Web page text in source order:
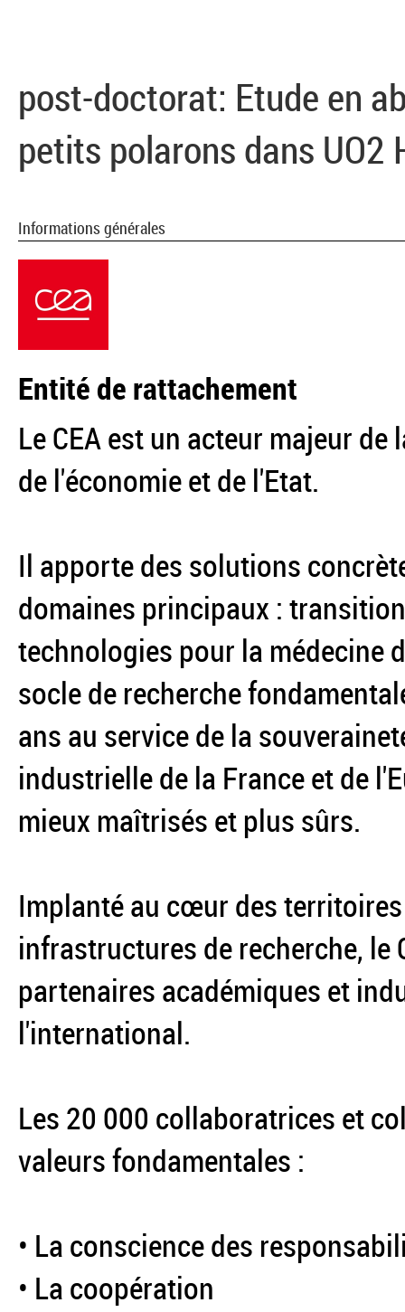
post-doctorat: Etude en
petits polarons dans UO2
Informations générales
Entité de rattachement
Le CEA est un acteur majeur
de l'économie et de l'Etat.
Il apporte des solutions
domaines principaux :
technologies pour la médecine
socle de recherche
ans au service de la
industrielle de la France et de
mieux maîtrisés et plus sûrs.
Implanté au cœur des
infrastructures de recherche, le
partenaires académiques et
l'international.
Les 20 000 collaboratrices et
valeurs fondamentales :
• La conscience des
• La coopération